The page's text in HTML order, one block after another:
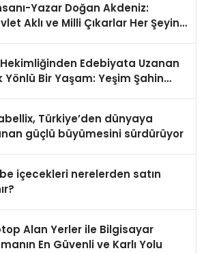
Yazar Doğan Akdeniz:
Aklı ve Milli Çıkarlar Her Şeyin
Hekimliğinden Edebiyata Uzanan
Yönlü Bir Yaşam: Yeşim Şahin
Türkiye’den dünyaya
güçlü büyümesini sürdürüyor
içecekleri nerelerden satın
Alan Yerler ile Bilgisayar
En Güvenli ve Karlı Yolu